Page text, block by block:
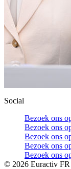
Social
Bezoek ons
Bezoek ons
Bezoek ons
Bezoek ons
Bezoek ons
© 2026 Euractiv FR